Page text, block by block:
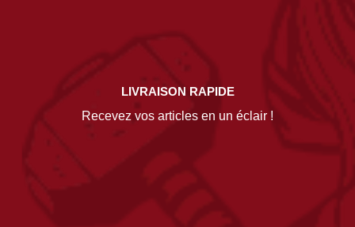
LIVRAISON RAPIDE
Recevez vos articles en un éclair !